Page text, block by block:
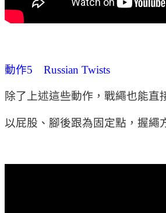
動作5 Russian Twists
除了上述這些動作，戰繩也能直
以屁股、腳後跟為固定點，握繩